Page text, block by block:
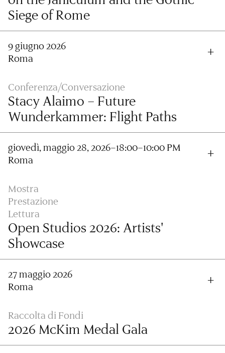
Siege of Rome
9 giugno 2026
Roma
Conferenza/Conversazione
Stacy Alaimo – Future
Wunderkammer: Flight Paths
giovedì, maggio 28, 2026–18:00–10:00 PM
Roma
Mostra
Prestazione
Lettura
Open Studios 2026: Artists'
Showcase
27 maggio 2026
Roma
Raccolta di Fondi
2026 McKim Medal Gala